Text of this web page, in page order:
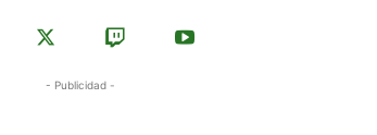
- Publicidad -